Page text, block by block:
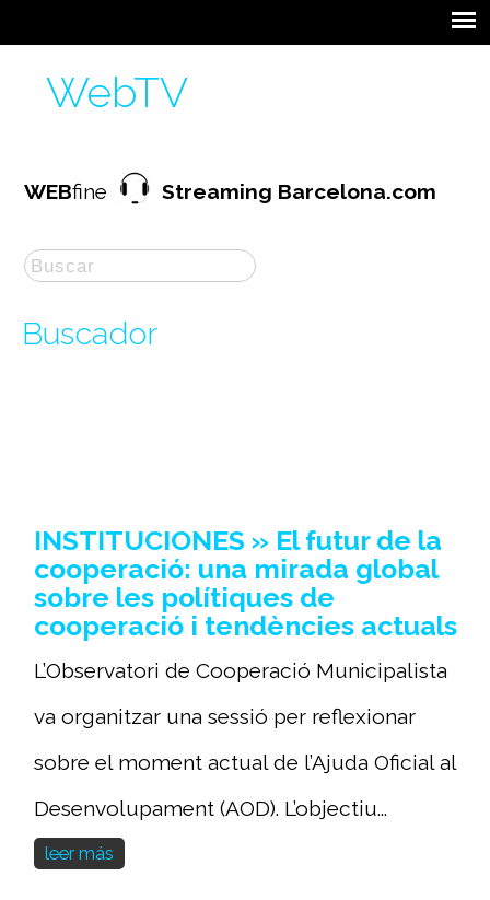
WebTV
WEBfineStreaming Barcelona.com
Buscador
INSTITUCIONES » El futur de la
cooperació: una mirada global
sobre les polítiques de
cooperació i tendències actuals
L’Observatori de Cooperació Municipalista
va organitzar una sessió per reflexionar
sobre el moment actual de l’Ajuda Oficial al
Desenvolupament (AOD). L’objectiu...
leer más